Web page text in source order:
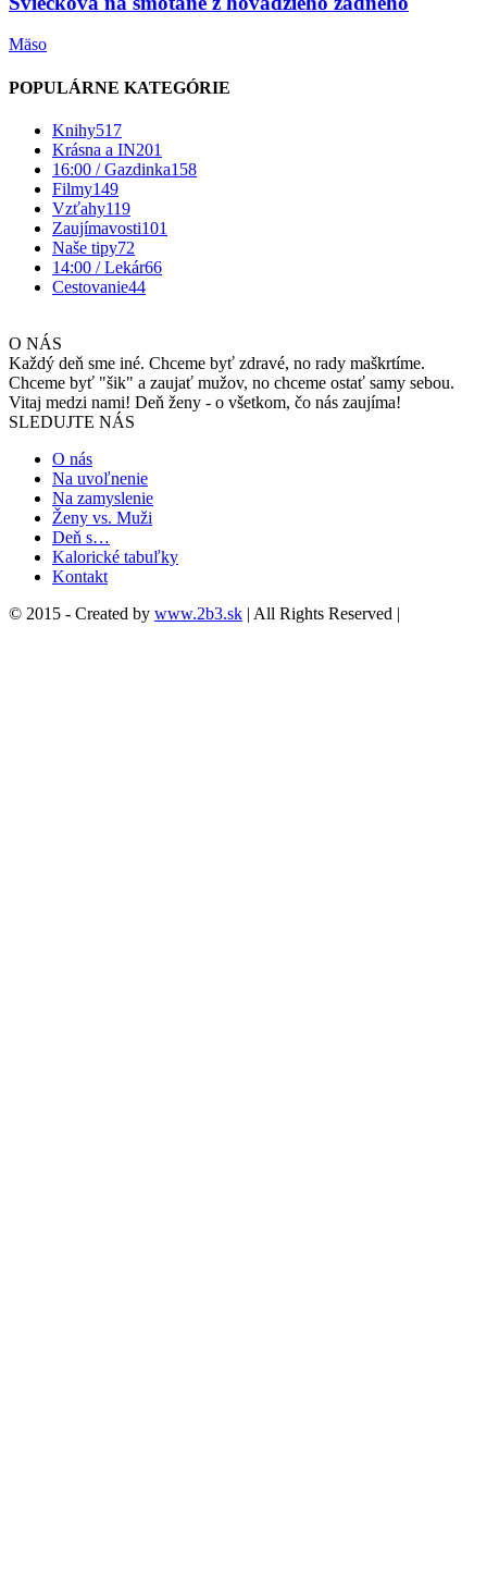
Mäso
POPULÁRNE KATEGÓRIE
Knihy517
Krásna a IN201
16:00 / Gazdinka158
Filmy149
Vzťahy119
Zaujímavosti101
Naše tipy72
14:00 / Lekár66
Cestovanie44
O NÁS
Každý deň sme iné. Chceme byť zdravé, no rady maškrtíme.
Chceme byť "šik" a zaujať mužov, no chceme ostať samy sebou.
Vitaj medzi nami! Deň ženy - o všetkom, čo nás zaujíma!
SLEDUJTE NÁS
O nás
Na uvoľnenie
Na zamyslenie
Ženy vs. Muži
Deň s…
Kalorické tabuľky
Kontakt
© 2015 - Created by www.2b3.sk | All Rights Reserved |